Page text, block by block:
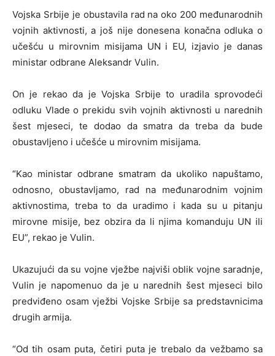
Vojska Srbije je obustavila rad na oko 200 međunarodnih
vojnih aktivnosti, a još nije donesena konačna odluka o
učešću u mirovnim misijama UN i EU, izjavio je danas
ministar odbrane Aleksandr Vulin.
On je rekao da je Vojska Srbije to uradila sprovodeći
odluku Vlade o prekidu svih vojnih aktivnosti u narednih
šest mjeseci, te dodao da smatra da treba da bude
obustavljeno i učešće u mirovnim misijama.
“Kao ministar odbrane smatram da ukoliko napuštamo,
odnosno, obustavljamo, rad na međunarodnim vojnim
aktivnostima, treba to da uradimo i kada su u pitanju
mirovne misije, bez obzira da li njima komanduju UN ili
EU”, rekao je Vulin.
Ukazujući da su vojne vježbe najviši oblik vojne saradnje,
Vulin je napomenuo da je u narednih šest mjeseci bilo
predviđeno osam vježbi Vojske Srbije sa predstavnicima
drugih armija.
“Od tih osam puta, četiri puta je trebalo da vežbamo sa